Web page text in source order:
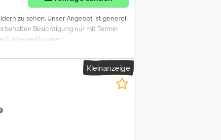
zu sehen. Unser Angebot ist generell
Besichtigung nur mit Termin
Interne-Nummer:
Kleinanzeige